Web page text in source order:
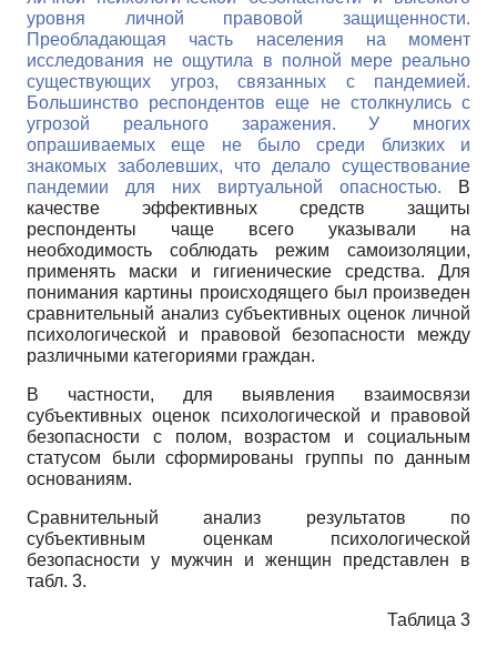
уровня личной правовой защищенности.
Преобладающая часть населения на момент
исследования не ощутила в полной мере реально
существующих угроз, связанных с пандемией.
Большинство респондентов еще не столкнулись с
угрозой реального заражения. У многих
опрашиваемых еще не было среди близких и
знакомых заболевших, что делало существование
пандемии для них виртуальной опасностью. В
качестве эффективных средств защиты
респонденты чаще всего указывали на
необходимость соблюдать режим самоизоляции,
применять маски и гигиенические средства. Для
понимания картины происходящего был произведен
сравнительный анализ субъективных оценок личной
психологической и правовой безопасности между
различными категориями граждан.
В частности, для выявления взаимосвязи
субъективных оценок психологической и правовой
безопасности с полом, возрастом и социальным
статусом были сформированы группы по данным
основаниям.
Сравнительный анализ результатов по
субъективным оценкам психологической
безопасности у мужчин и женщин представлен в
табл. 3.
Таблица 3